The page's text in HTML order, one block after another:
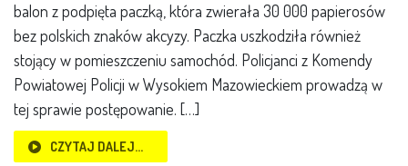
balon z podpięta paczką, która zwierała 30 000 papierosów
bez polskich znaków akcyzy. Paczka uszkodziła również
stojący w pomieszczeniu samochód. Policjanci z Komendy
Powiatowej Policji w Wysokiem Mazowieckiem prowadzą w
tej sprawie postępowanie. […]
CZYTAJ DALEJ…